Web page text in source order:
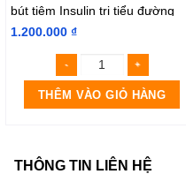
bút tiêm Insulin trị tiểu đường
1.200.000 ₫
THÊM VÀO GIỎ HÀNG
THÔNG TIN LIÊN HỆ